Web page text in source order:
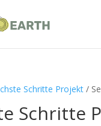
Schritte Projekt/
Schritte